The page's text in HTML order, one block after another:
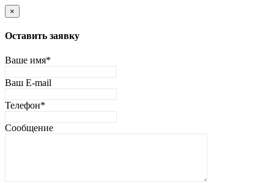
×
Оставить заявку
Ваше имя*
Ваш E-mail
Телефон*
Сообщение